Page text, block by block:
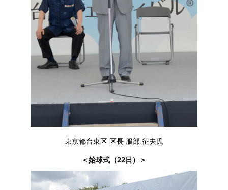
東京都台東区 区長 服部 征夫氏
＜始球式（22日）＞